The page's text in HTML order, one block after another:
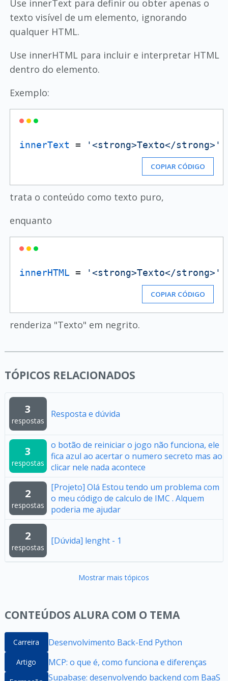
Use innerText para definir ou obter apenas o
texto visível de um elemento, ignorando
qualquer HTML.
Use innerHTML para incluir e interpretar HTML
dentro do elemento.
Exemplo:
innerText = '<strong>Texto</strong>'
COPIAR CÓDIGO
trata o conteúdo como texto puro,
enquanto
innerHTML = '<strong>Texto</strong>'
COPIAR CÓDIGO
renderiza "Texto" em negrito.
TÓPICOS RELACIONADOS
3
respostas
Resposta e dúvida
3
respostas
o botão de reiniciar o jogo não funciona, ele
fica azul ao acertar o numero secreto mas ao
clicar nele nada acontece
2
respostas
[Projeto] Olá Estou tendo um problema com
o meu código de calculo de IMC . Alquem
poderia me ajudar
2
respostas
[Dúvida] lenght - 1
Mostrar mais tópicos
CONTEÚDOS ALURA COM O TEMA
Carreira Desenvolvimento Back-End Python
Artigo MCP: o que é, como funciona e diferenças
Supabase: desenvolvendo backend com BaaS